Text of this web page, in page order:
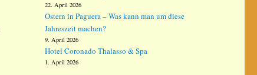
22. April 2026
Ostern in Paguera – Was kann man um diese
Jahreszeit machen?
9. April 2026
Hotel Coronado Thalasso & Spa
1. April 2026